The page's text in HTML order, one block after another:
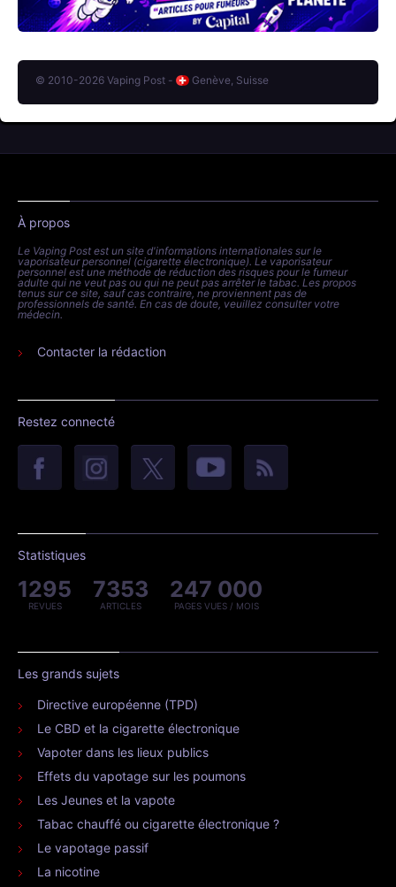
© 2010-2026 Vaping Post - Genève, Suisse
À propos
Le Vaping Post est un site d'informations internationales sur le
vaporisateur personnel (cigarette électronique). Le vaporisateur
personnel est une méthode de réduction des risques pour le fumeur
adulte qui ne veut pas ou qui ne peut pas arrêter le tabac. Les propos
tenus sur ce site, sauf cas contraire, ne proviennent pas de
professionnels de santé. En cas de doute, veuillez consulter votre
médecin.
Contacter la rédaction
Restez connecté
Statistiques
1295
REVUES
7353
ARTICLES
247 000
PAGES VUES / MOIS
Les grands sujets
Directive européenne (TPD)
Le CBD et la cigarette électronique
Vapoter dans les lieux publics
Effets du vapotage sur les poumons
Les Jeunes et la vapote
Tabac chauffé ou cigarette électronique ?
Le vapotage passif
La nicotine